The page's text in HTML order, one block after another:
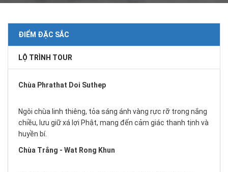
ĐIỂM ĐẶC SẮC
LỘ TRÌNH TOUR
Chùa Phrathat Doi Suthep
Ngôi chùa linh thiêng, tỏa sáng ánh vàng rực rỡ trong nắng
chiều, lưu giữ xá lợi Phật, mang đến cảm giác thanh tịnh và
huyền bí.
Chùa Trắng - Wat Rong Khun